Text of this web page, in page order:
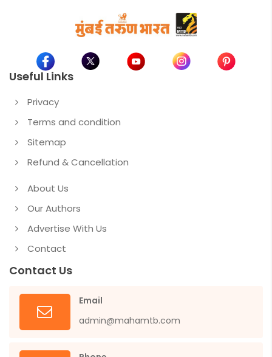
Useful Links
Privacy
Terms and condition
Sitemap
Refund & Cancellation
About Us
Our Authors
Advertise With Us
Contact
Contact Us
Email
admin@mahamtb.com